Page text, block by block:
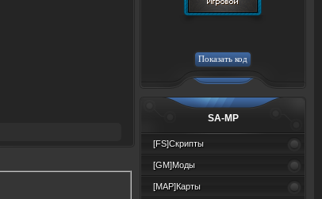
SA-MP
[FS]Скрипты
[GM]Моды
[MAP]Карты